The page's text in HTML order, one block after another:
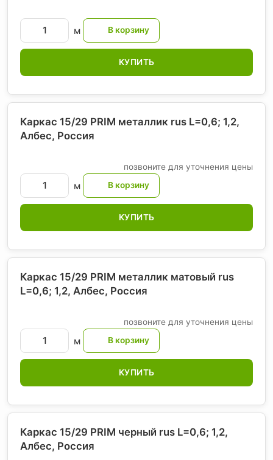
м
КУПИТЬ
Каркас 15/29 PRIM металлик rus L=0,6; 1,2,
Албес, Россия
позвоните для уточнения цены
м
КУПИТЬ
Каркас 15/29 PRIM металлик матовый rus
L=0,6; 1,2, Албес, Россия
позвоните для уточнения цены
м
КУПИТЬ
Каркас 15/29 PRIM черный rus L=0,6; 1,2,
Албес, Россия